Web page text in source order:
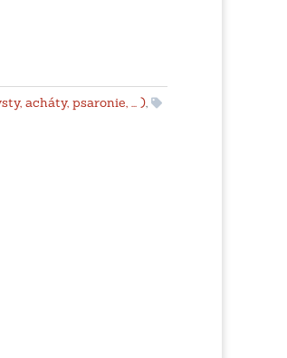
acháty, psaronie, ... ),